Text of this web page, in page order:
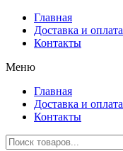
Главная
Доставка и оплата
Контакты
Меню
Главная
Доставка и оплата
Контакты